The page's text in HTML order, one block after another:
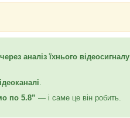
аналіз їхнього відеосигналу
по 5.8” — і саме це він робить.